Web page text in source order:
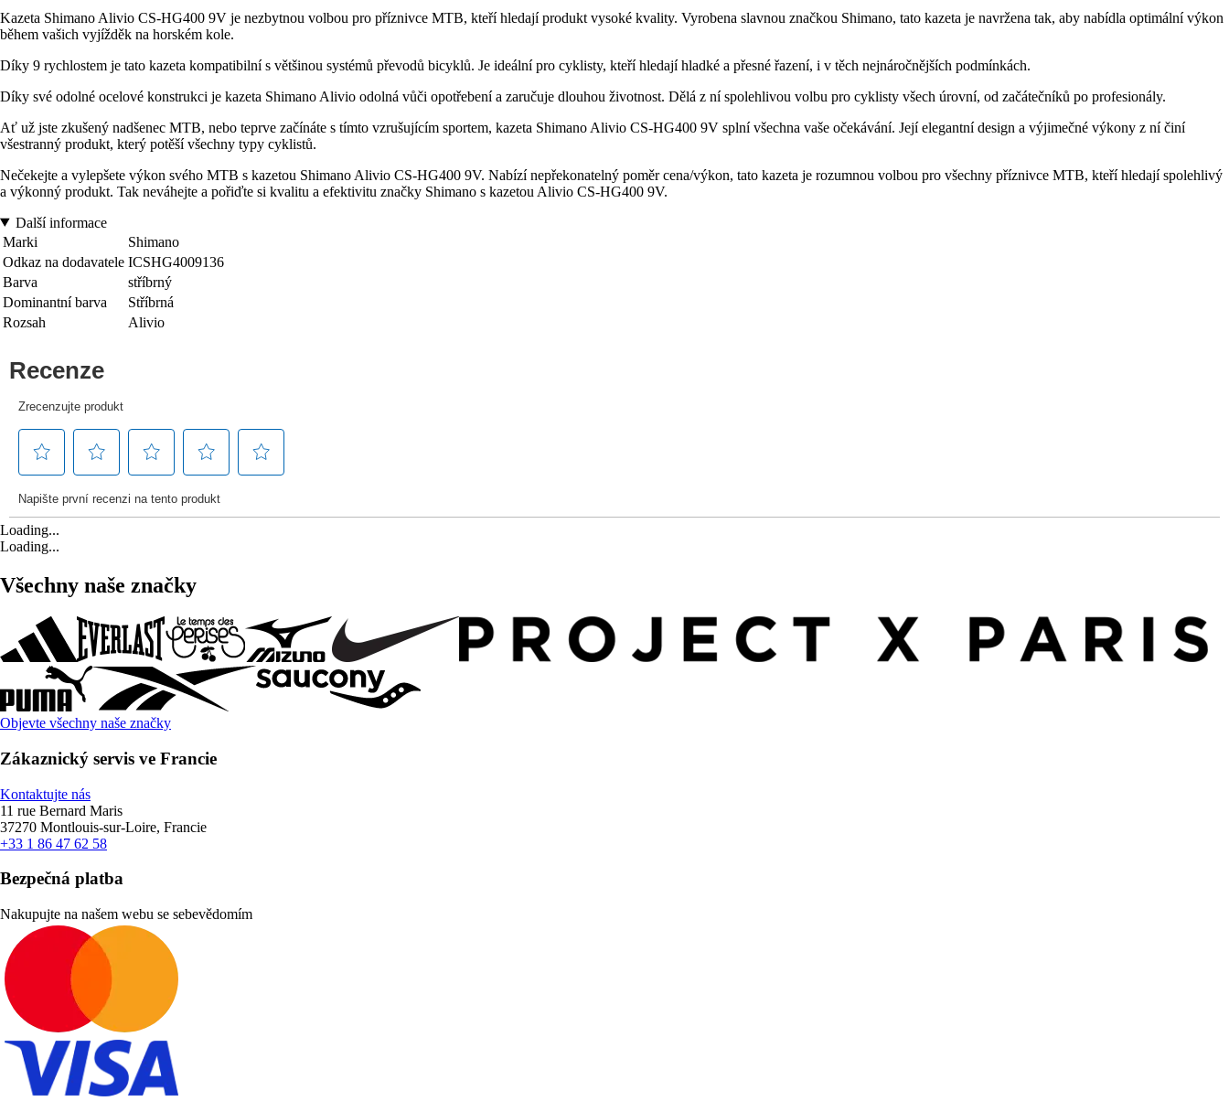
Kazeta Shimano Alivio CS-HG400 9V je nezbytnou volbou pro příznivce MTB, kteří hledají produkt vysoké kvality. Vyrobena slavnou značkou Shimano, tato kazeta je navržena tak, aby nabídla optimální výkon
během vašich vyjížděk na horském kole.
Díky 9 rychlostem je tato kazeta kompatibilní s většinou systémů převodů bicyklů. Je ideální pro cyklisty, kteří hledají hladké a přesné řazení, i v těch nejnáročnějších podmínkách.
Díky své odolné ocelové konstrukci je kazeta Shimano Alivio odolná vůči opotřebení a zaručuje dlouhou životnost. Dělá z ní spolehlivou volbu pro cyklisty všech úrovní, od začátečníků po profesionály.
Ať už jste zkušený nadšenec MTB, nebo teprve začínáte s tímto vzrušujícím sportem, kazeta Shimano Alivio CS-HG400 9V splní všechna vaše očekávání. Její elegantní design a výjimečné výkony z ní činí
všestranný produkt, který potěší všechny typy cyklistů.
Nečekejte a vylepšete výkon svého MTB s kazetou Shimano Alivio CS-HG400 9V. Nabízí nepřekonatelný poměr cena/výkon, tato kazeta je rozumnou volbou pro všechny příznivce MTB, kteří hledají spolehlivý
a výkonný produkt. Tak neváhejte a pořiďte si kvalitu a efektivitu značky Shimano s kazetou Alivio CS-HG400 9V.
Další informace
Marki
Shimano
Odkaz na dodavatele ICSHG4009136
Barva
stříbrný
Dominantní barva
Stříbrná
Rozsah
Alivio
Loading...
Loading...
Všechny naše značky
Objevte všechny naše značky
Zákaznický servis ve Francie
Kontaktujte nás
11 rue Bernard Maris
37270 Montlouis-sur-Loire, Francie
+33 1 86 47 62 58
Bezpečná platba
Nakupujte na našem webu se sebevědomím